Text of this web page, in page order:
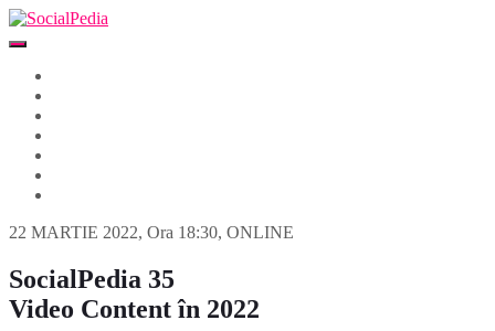
22 MARTIE 2022, Ora 18:30, ONLINE
SocialPedia 35
Video Content în 2022